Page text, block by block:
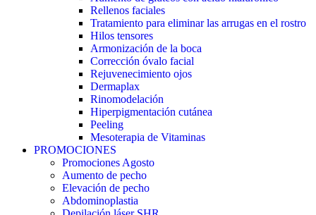
Rellenos faciales
Tratamiento para eliminar las arrugas en el rostro
Hilos tensores
Armonización de la boca
Corrección óvalo facial
Rejuvenecimiento ojos
Dermaplax
Rinomodelación
Hiperpigmentación cutánea
Peeling
Mesoterapia de Vitaminas
PROMOCIONES
Promociones Agosto
Aumento de pecho
Elevación de pecho
Abdominoplastia